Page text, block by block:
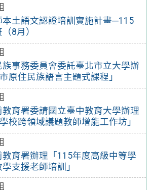
本土語文認證培訓實施計畫─115
8月）
事務委員會委託臺北市立大學辦
原住民族語言主題式課程」
育署委請國立臺中教育大學辦理
校跨領域議題教師增能工作坊」
育署辦理「115年度高級中等學
支援老師培訓」